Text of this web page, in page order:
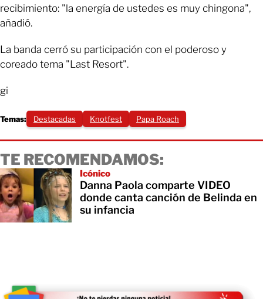
recibimiento: "la energía de ustedes es muy chingona",
añadió.
La banda cerró su participación con el poderoso y
coreado tema "Last Resort".
gi
Temas: Destacadas Knotfest Papa Roach
TE RECOMENDAMOS:
Icónico
Danna Paola comparte VIDEO
donde canta canción de Belinda en
su infancia